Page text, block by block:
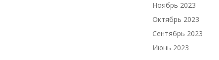
Ноябрь 2023
Октябрь 2023
Сентябрь 2023
Июнь 2023